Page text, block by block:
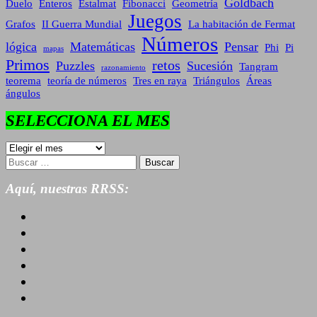
Duelo Enteros Estalmat Fibonacci Geometría Goldbach
Grafos II Guerra Mundial Juegos La habitación de Fermat
lógica mapas Matemáticas Números Pensar Phi Pi
Primos Puzzles razonamiento retos Sucesión Tangram
teorema
teoría de números Tres en raya Triángulos
Áreas
ángulos
SELECCIONA EL MES
SELECCIONA
EL
MES
Buscar:
Aquí, nuestras RRSS: